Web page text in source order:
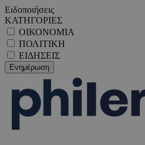
Ειδοποιήσεις
ΚΑΤΗΓΟΡΙΕΣ
ΟΙΚΟΝΟΜΙΑ
ΠΟΛΙΤΙΚΗ
ΕΙΔΗΣΕΙΣ